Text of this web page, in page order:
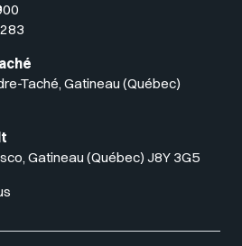
Taché, Gatineau (Québec)
Gatineau (Québec) J8Y 3G5